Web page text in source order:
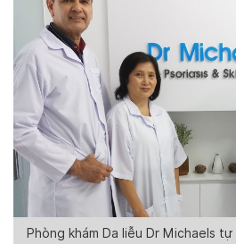
Phòng khám Da liễu Dr Michaels